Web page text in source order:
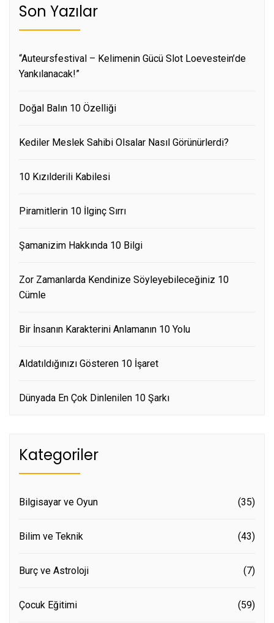
Son Yazılar
“Auteursfestival – Kelimenin Gücü Slot Loevestein’de
Yankılanacak!”
Doğal Balın 10 Özelliği
Kediler Meslek Sahibi Olsalar Nasıl Görünürlerdi?
10 Kızılderili Kabilesi
Piramitlerin 10 İlginç Sırrı
Şamanizim Hakkında 10 Bilgi
Zor Zamanlarda Kendinize Söyleyebileceğiniz 10
Cümle
Bir İnsanın Karakterini Anlamanın 10 Yolu
Aldatıldığınızı Gösteren 10 İşaret
Dünyada En Çok Dinlenilen 10 Şarkı
Kategoriler
Bilgisayar ve Oyun (35)
Bilim ve Teknik (43)
Burç ve Astroloji (7)
Çocuk Eğitimi (59)